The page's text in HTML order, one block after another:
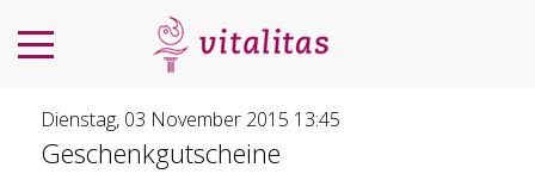
Dienstag, 03 November 2015 13:45
Geschenkgutscheine